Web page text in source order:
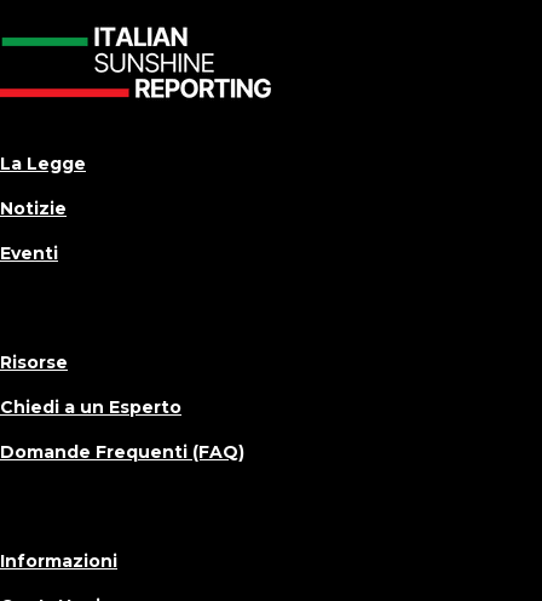
La Legge
Notizie
Eventi
Risorse
Chiedi a un Esperto
Domande Frequenti (FAQ)
Informazioni